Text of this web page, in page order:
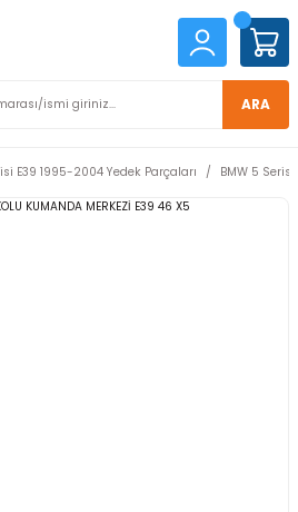
ARA
E39 1995-2004 Yedek Parçaları BMW 5